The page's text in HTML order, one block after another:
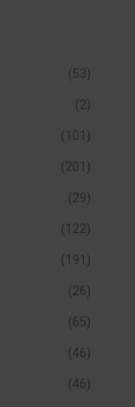
(53)
(2)
(101)
(201)
(29)
(122)
(191)
(26)
(65)
(46)
(46)